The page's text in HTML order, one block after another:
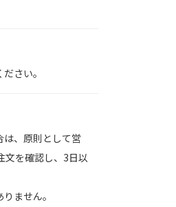
さい。
、原則として営
文を確認し、3日以
ません。